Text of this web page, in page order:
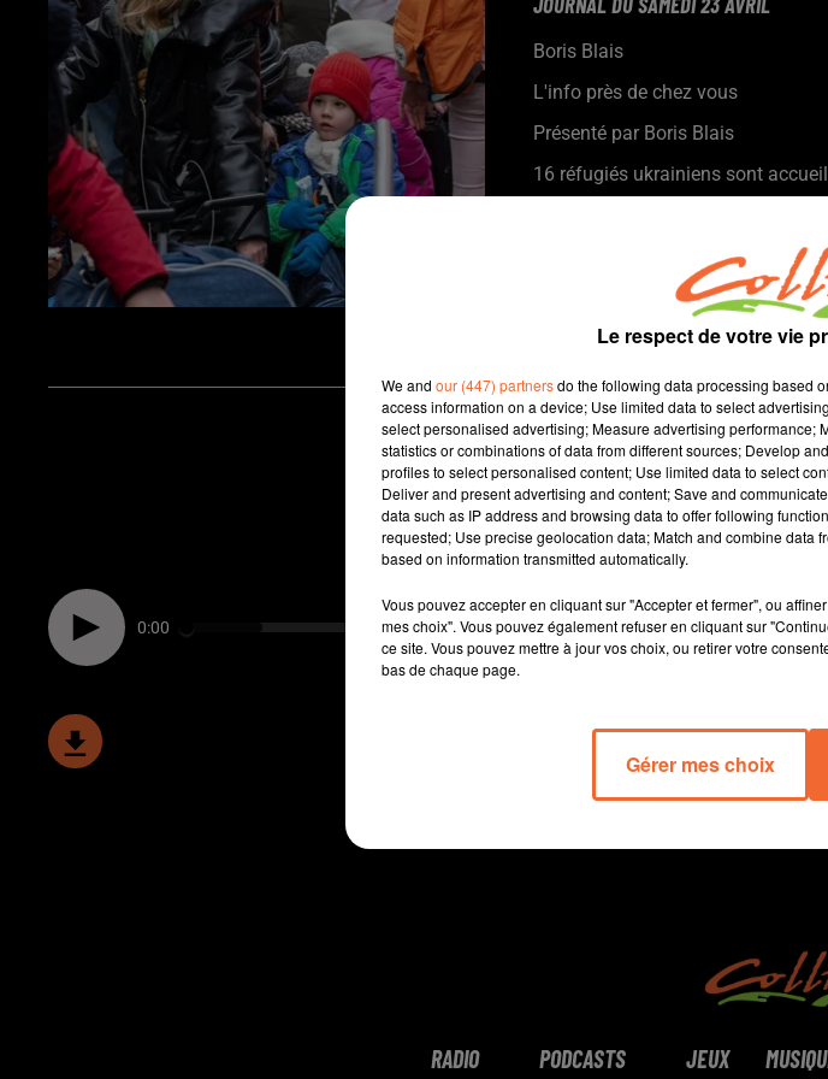
Boris Blais
L'info près de chez vous
Présenté par Boris Blais
16 réfugiés ukrainiens sont
président de l’association Sèvre
Le Bocage bressuirais : une terre
De nouveaux propriétaires au
le FC Bressuire se déplace ce
concurrent direct
Niort rugby club entame ce week-
fédérale 1
0:00
RADIO PODCASTS JEUX
Le respect de votre vie
We and our (447) partnersdo the following data processing based
access information on a device; Use limited data to select
select personalised advertising; Measure advertising performance;
statistics or combinations of data from different sources; Develop
profiles to select personalised content; Use limited data to select
Deliver and present advertising and content; Save and
data such as IP address and browsing data to offer following
requested; Use precise geolocation data; Match and combine data
based on information transmitted automatically.
Vous pouvez accepter en cliquant sur "Accepter et fermer", ou
mes choix". Vous pouvez également refuser en cliquant sur
ce site. Vous pouvez mettre à jour vos choix, ou retirer votre
bas de chaque page.
Gérer mes choix